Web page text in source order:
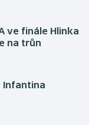
ve finále Hlinka
na trůn
Infantina